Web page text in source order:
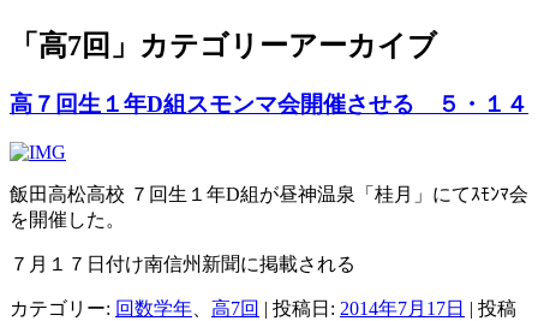
「 高7回 」カテゴリーアーカイブ
高７回生１年D組スモンマ会開催させる ５・１４
飯田高松高校 ７回生１年D組が昼神温泉「桂月」にてｽﾓﾝﾏ会
を開催した。
７月１７日付け南信州新聞に掲載される
カテゴリー: 回数学年 高7回 | 投稿日: 2014年7月17日 | 投稿